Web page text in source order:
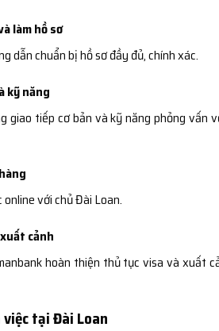
làm hồ sơ
dẫn chuẩn bị hồ sơ đầy đủ, chính xác.
kỹ năng
giao tiếp cơ bản và kỹ năng phỏng vấn
với chủ Đài Loan.
cảnh
hoàn thiện thủ tục visa và xuất
tại Đài Loan